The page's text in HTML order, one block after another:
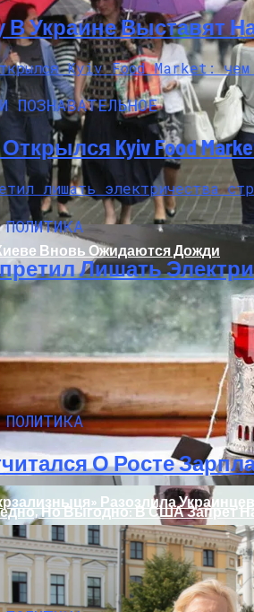
Рельсы Спасут Британскую
Зарплату Могут
Не Будет Спрашивать
Но Выгодно: В США Запрет
Вновь Ожидаются Дожди
Разозлила
В Украине Выставят
ПОЗНАВАТЕЛЬНОЕ
Kyiv Food
Лишать
О Росте